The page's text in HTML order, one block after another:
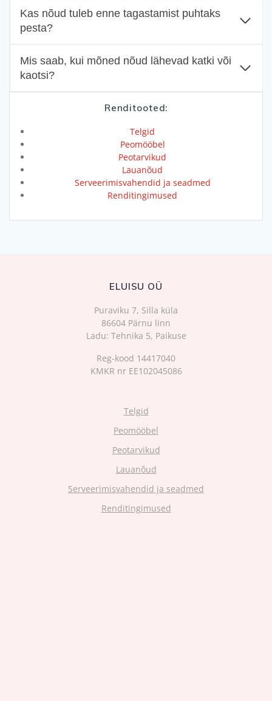
Renditooted:
Telgid
Peomööbel
Peotarvikud
Lauanõud
Serveerimisvahendid ja seadmed
Renditingimused
Kas nõud tuleb enne tagastamist puhtaks
pesta?
Mis saab, kui mõned nõud lähevad katki või
kaotsi?
ELUISU OÜ
Puraviku 7, Silla küla
86604 Pärnu linn
Ladu: Tehnika 5, Paikuse
Reg-kood 14417040
KMKR nr EE102045086
Telgid
Peomööbel
Peotarvikud
Lauanõud
Serveerimisvahendid ja seadmed
Renditingimused